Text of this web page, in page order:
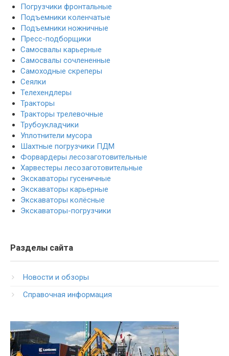
Погрузчики фронтальные
Подъемники коленчатые
Подъемники ножничные
Пресс-подборщики
Самосвалы карьерные
Самосвалы сочлененные
Самоходные скреперы
Сеялки
Телехендлеры
Тракторы
Тракторы трелевочные
Трубоукладчики
Уплотнители мусора
Шахтные погрузчики ПДМ
Форвардеры лесозаготовительные
Харвестеры лесозаготовительные
Экскаваторы гусеничные
Экскаваторы карьерные
Экскаваторы колёсные
Экскаваторы-погрузчики
Разделы сайта
Новости и обзоры
Справочная информация